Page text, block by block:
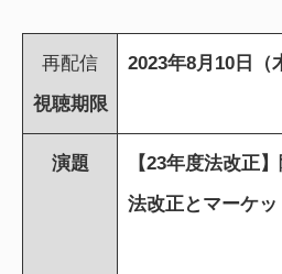
再配信
視聴期限
2023年8月10日（
演題
【23年度法改正
法改正とマーケ